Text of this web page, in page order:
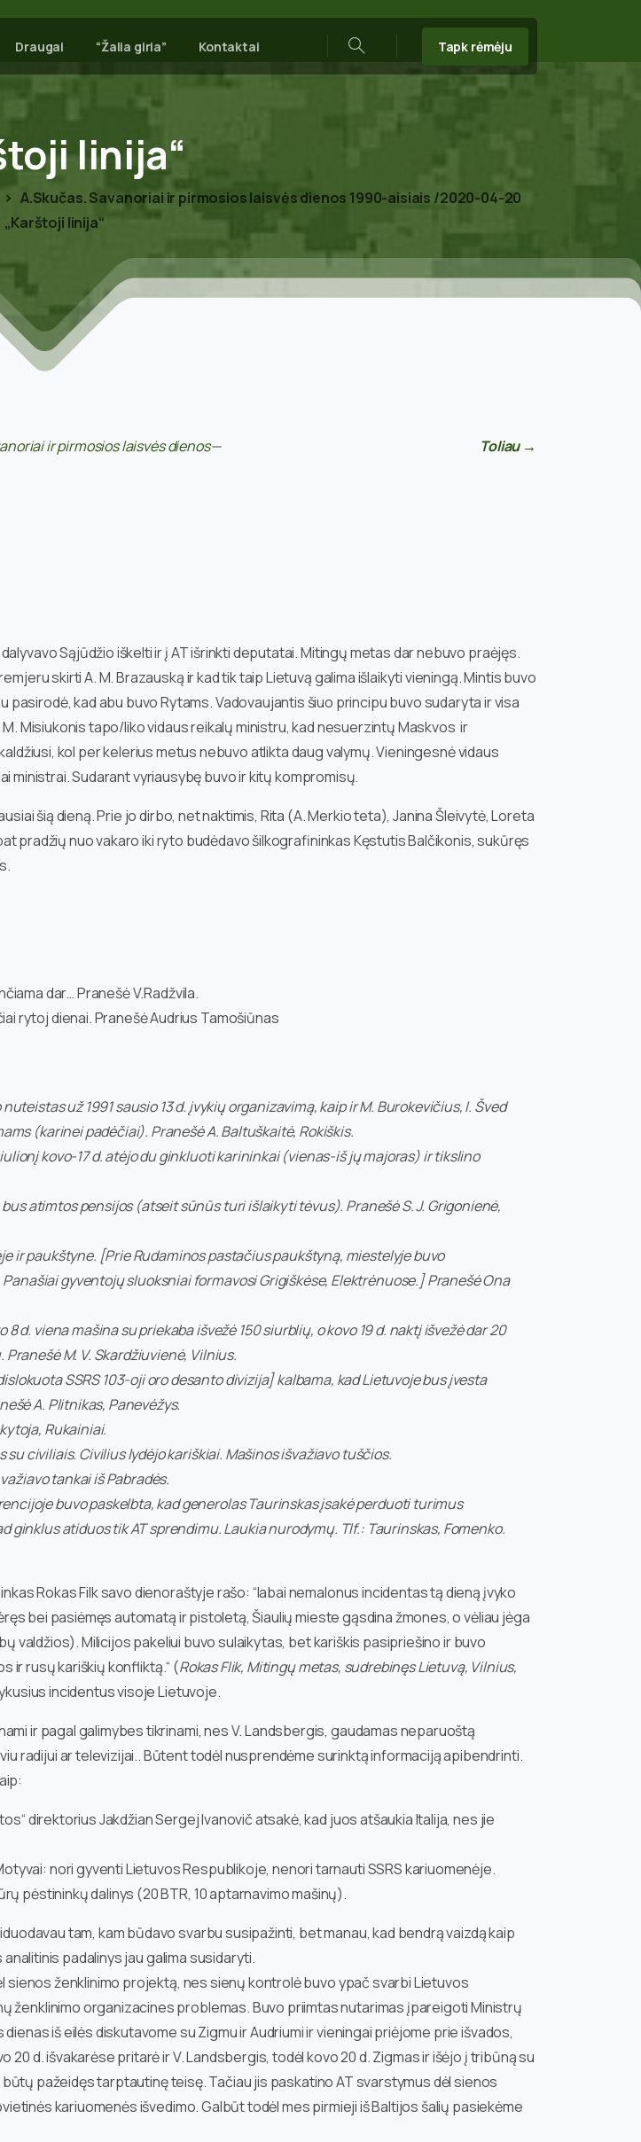
Draugai “Žalia giria” Kontaktai
Search
Tapk rėmėju
linija“
A.Skučas. Savanoriai ir pirmosios laisvės dienos 1990-aisiais /2020-04-20
„Karštoji linija“
ir pirmosios laisvės dienos— Toliau →
Sąjūdžio iškelti ir į AT išrinkti deputatai. Mitingų metas dar nebuvo praėjęs.
skirti A. M. Brazauską ir kad tik taip Lietuvą galima išlaikyti vieningą. Mintis buvo
pasirodė, kad abu buvo Rytams. Vadovaujantis šiuo principu buvo sudaryta ir visa
Misiukonis tapo/liko vidaus reikalų ministru, kad nesuerzintų Maskvos ir
kol per kelerius metus nebuvo atlikta daug valymų. Vieningesnė vidaus
ministrai. Sudarant vyriausybę buvo ir kitų kompromisų.
šią dieną. Prie jo dirbo, net naktimis, Rita (A. Merkio teta), Janina Šleivytė, Loreta
pradžių nuo vakaro iki ryto budėdavo šilkografininkas Kęstutis Balčikonis, sukūręs
dar… Pranešė V.Radžvila.
rytoj dienai. Pranešė Audrius Tamošiūnas
už 1991 sausio 13 d. įvykių organizavimą, kaip ir M. Burokevičius, I. Šved
(karinei padėčiai). Pranešė A. Baltuškaitė, Rokiškis.
kovo-17 d. atėjo du ginkluoti karininkai (vienas-iš jų majoras) ir tikslino
atimtos pensijos (atseit sūnūs turi išlaikyti tėvus). Pranešė S. J. Grigonienė,
paukštyne. [Prie Rudaminos pastačius paukštyną, miestelyje buvo
gyventojų sluoksniai formavosi Grigiškėse, Elektrėnuose.] Pranešė Ona
d. viena mašina su priekaba išvežė 150 siurblių, o kovo 19 d. naktį išvežė dar 20
M. V. Skardžiuvienė, Vilnius.
SSRS 103-oji oro desanto divizija] kalbama, kad Lietuvoje bus įvesta
A. Plitnikas, Panevėžys.
Rukainiai.
civiliais. Civilius lydėjo kariškiai. Mašinos išvažiavo tuščios.
tankai iš Pabradės.
buvo paskelbta, kad generolas Taurinskas įsakė perduoti turimus
atiduos tik AT sprendimu. Laukia nurodymų. Tlf.: Taurinskas, Fomenko.
Rokas Filk savo dienoraštyje rašo: “labai nemalonus incidentas tą dieną įvyko
bei pasiėmęs automatą ir pistoletą, Šiaulių mieste gąsdina žmones, o vėliau jėga
valdžios). Milicijos pakeliui buvo sulaikytas, bet kariškis pasipriešino ir buvo
ir rusų kariškių konfliktą.“ (Rokas Flik, Mitingų metas, sudrebinęs Lietuvą, Vilnius,
incidentus visoje Lietuvoje.
ir pagal galimybes tikrinami, nes V. Landsbergis, gaudamas neparuoštą
radijui ar televizijai.. Būtent todėl nusprendėme surinktą informaciją apibendrinti.
direktorius Jakdžian Sergej Ivanovič atsakė, kad juos atšaukia Italija, nes jie
nori gyventi Lietuvos Respublikoje, nenori tarnauti SSRS kariuomenėje.
pėstininkų dalinys (20 BTR, 10 aptarnavimo mašinų).
tam, kam būdavo svarbu susipažinti, bet manau, kad bendrą vaizdą kaip
padalinys jau galima susidaryti.
sienos ženklinimo projektą, nes sienų kontrolė buvo ypač svarbi Lietuvos
ženklinimo organizacines problemas. Buvo priimtas nutarimas įpareigoti Ministrų
iš eilės diskutavome su Zigmu ir Audriumi ir vieningai priėjome prie išvados,
d. išvakarėse pritarė ir V. Landsbergis, todėl kovo 20 d. Zigmas ir išėjo į tribūną su
pažeidęs tarptautinę teisę. Tačiau jis paskatino AT svarstymus dėl sienos
kariuomenės išvedimo. Galbūt todėl mes pirmieji iš Baltijos šalių pasiekėme